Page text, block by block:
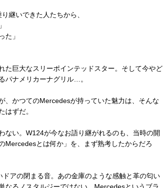
継いできた人たちから、
た」
た巨大なスリーポインテッドスター。そして今やど
パナメリカーナグリル…。
、かつてのMercedesが持っていた魅力は、そんな
はずだ。
ない。W124が今なお語り継がれるのも、当時の開
Mercedesとは何か」を、まず熟考したからだろ
アの閉まる音。あの金庫のような感触と革の匂い